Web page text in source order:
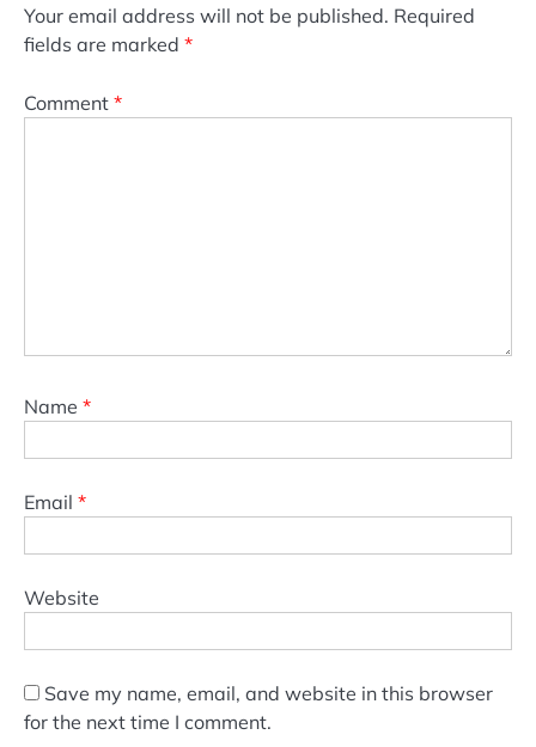
Your email address will not be published. Required
fields are marked *
Comment *
Name *
Email *
Website
Save my name, email, and website in this browser
for the next time I comment.